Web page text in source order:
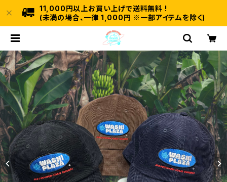
11,000円以上お買い上げで送料無料 !
(未満の場合、一律 1,000円 ※一部アイテムを除く)